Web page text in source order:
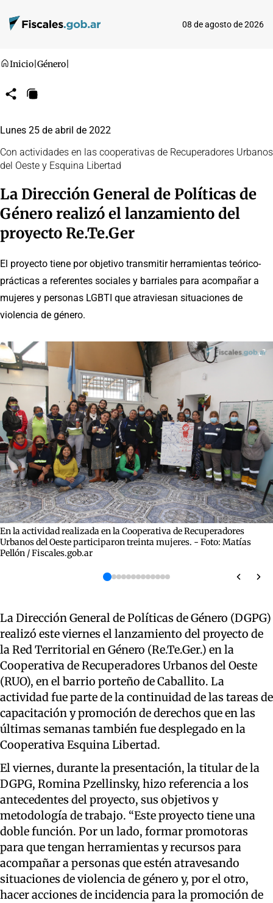
08 de agosto de 2026
Inicio Género
CompartirCopiar
Lunes 25 de abril de 2022
Con actividades en las cooperativas de Recuperadores Urbanos
del Oeste y Esquina Libertad
La Dirección General de Políticas de
Género realizó el lanzamiento del
proyecto Re.Te.Ger
El proyecto tiene por objetivo transmitir herramientas teórico-
prácticas a referentes sociales y barriales para acompañar a
mujeres y personas LGBTI que atraviesan situaciones de
violencia de género.
En la actividad realizada en la Cooperativa de Recuperadores
Urbanos del Oeste participaron treinta mujeres. - Foto: Matías
Pellón / Fiscales.gob.ar
La Dirección General de Políticas de Género (DGPG)
realizó este viernes el lanzamiento del proyecto de
la Red Territorial en Género (Re.Te.Ger.) en la
Cooperativa de Recuperadores Urbanos del Oeste
(RUO), en el barrio porteño de Caballito. La
actividad fue parte de la continuidad de las tareas de
capacitación y promoción de derechos que en las
últimas semanas también fue desplegado en la
Cooperativa Esquina Libertad.
El viernes, durante la presentación, la titular de la
DGPG, Romina Pzellinsky, hizo referencia a los
antecedentes del proyecto, sus objetivos y
metodología de trabajo. “Este proyecto tiene una
doble función. Por un lado, formar promotoras
para que tengan herramientas y recursos para
acompañar a personas que estén atravesando
situaciones de violencia de género y, por el otro,
hacer acciones de incidencia para la promoción de